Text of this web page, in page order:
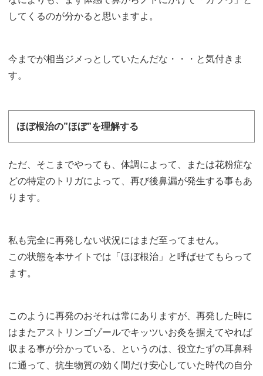
してくるのが分かると思いますよ。
今までが相当ジメっとしていたんだな・・・と気付きま
す。
ほぼ根治の”ほぼ”を理解する
ただ、そこまでやっても、体調によって、または花粉症な
どの特定のトリガによって、再び後鼻漏が発生する事もあ
ります。
私も完全に再発しない状況にはまだ至ってません。
この状態を本サイトでは「ほぼ根治」と呼ばせてもらって
ます。
このように再発のおそれは常にありますが、再発した時に
はまたアストリンゴゾールでキッツいお灸を据えてやれば
収まる事が分かっている、というのは、役立たずの耳鼻科
に通って、抗生物質の効く間だけ安心していた時代の自分